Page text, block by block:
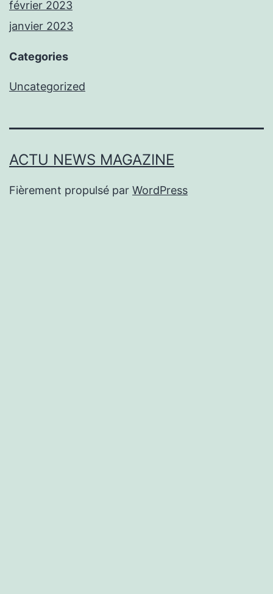
février 2023
janvier 2023
Categories
Uncategorized
ACTU NEWS MAGAZINE
Fièrement propulsé par WordPress